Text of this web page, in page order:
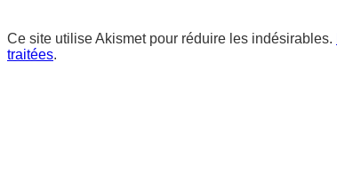
Ce site utilise Akismet pour réduire les indésirables.
traitées.